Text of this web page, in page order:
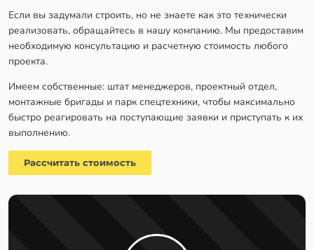
Если вы задумали строить, но не знаете как это технически
реализовать, обращайтесь в нашу компанию. Мы предоставим
необходимую консультацию и расчетную стоимость любого
проекта.
Имеем собственные: штат менеджеров, проектный отдел,
монтажные бригады и парк спецтехники, чтобы максимально
быстро реагировать на поступающие заявки и приступать к их
выполнению.
Рассчитать стоимость